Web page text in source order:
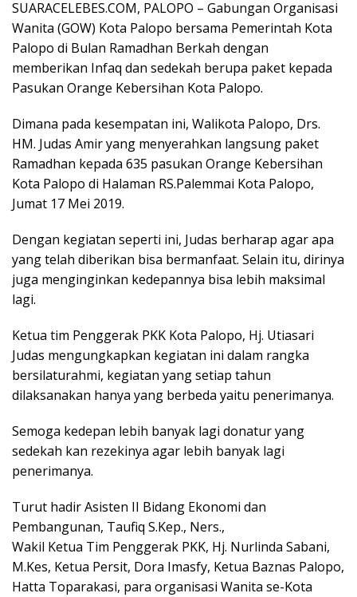
SUARACELEBES.COM, PALOPO – Gabungan Organisasi
Wanita (GOW) Kota Palopo bersama Pemerintah Kota
Palopo di Bulan Ramadhan Berkah dengan
memberikan Infaq dan sedekah berupa paket kepada
Pasukan Orange Kebersihan Kota Palopo.
Dimana pada kesempatan ini, Walikota Palopo, Drs.
HM. Judas Amir yang menyerahkan langsung paket
Ramadhan kepada 635 pasukan Orange Kebersihan
Kota Palopo di Halaman RS.Palemmai Kota Palopo,
Jumat 17 Mei 2019.
Dengan kegiatan seperti ini, Judas berharap agar apa
yang telah diberikan bisa bermanfaat. Selain itu, dirinya
juga menginginkan kedepannya bisa lebih maksimal
lagi.
Ketua tim Penggerak PKK Kota Palopo, Hj. Utiasari
Judas mengungkapkan kegiatan ini dalam rangka
bersilaturahmi, kegiatan yang setiap tahun
dilaksanakan hanya yang berbeda yaitu penerimanya.
Semoga kedepan lebih banyak lagi donatur yang
sedekah kan rezekinya agar lebih banyak lagi
penerimanya.
Turut hadir Asisten II Bidang Ekonomi dan
Pembangunan, Taufiq S.Kep., Ners.,
Wakil Ketua Tim Penggerak PKK, Hj. Nurlinda Sabani,
M.Kes, Ketua Persit, Dora Imasfy, Ketua Baznas Palopo,
Hatta Toparakasi, para organisasi Wanita se-Kota